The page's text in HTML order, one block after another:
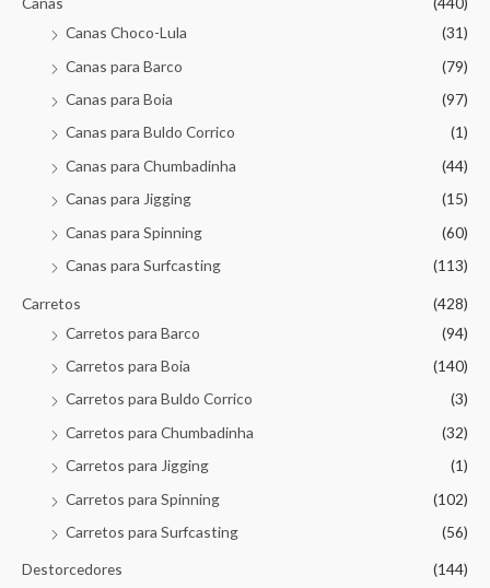
Canas Choco-Lula
(31)
Canas para Barco
(79)
Canas para Boia
(97)
Canas para Buldo Corrico
(1)
Canas para Chumbadinha
(44)
Canas para Jigging
(15)
Canas para Spinning
(60)
Canas para Surfcasting
(113)
Carretos
(428)
Carretos para Barco
(94)
Carretos para Boia
(140)
Carretos para Buldo Corrico
(3)
Carretos para Chumbadinha
(32)
Carretos para Jigging
(1)
Carretos para Spinning
(102)
Carretos para Surfcasting
(56)
Destorcedores
(144)